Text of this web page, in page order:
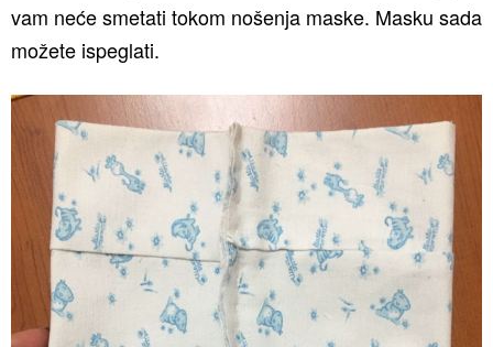
vam neće smetati tokom nošenja maske. Masku sada
možete ispeglati.